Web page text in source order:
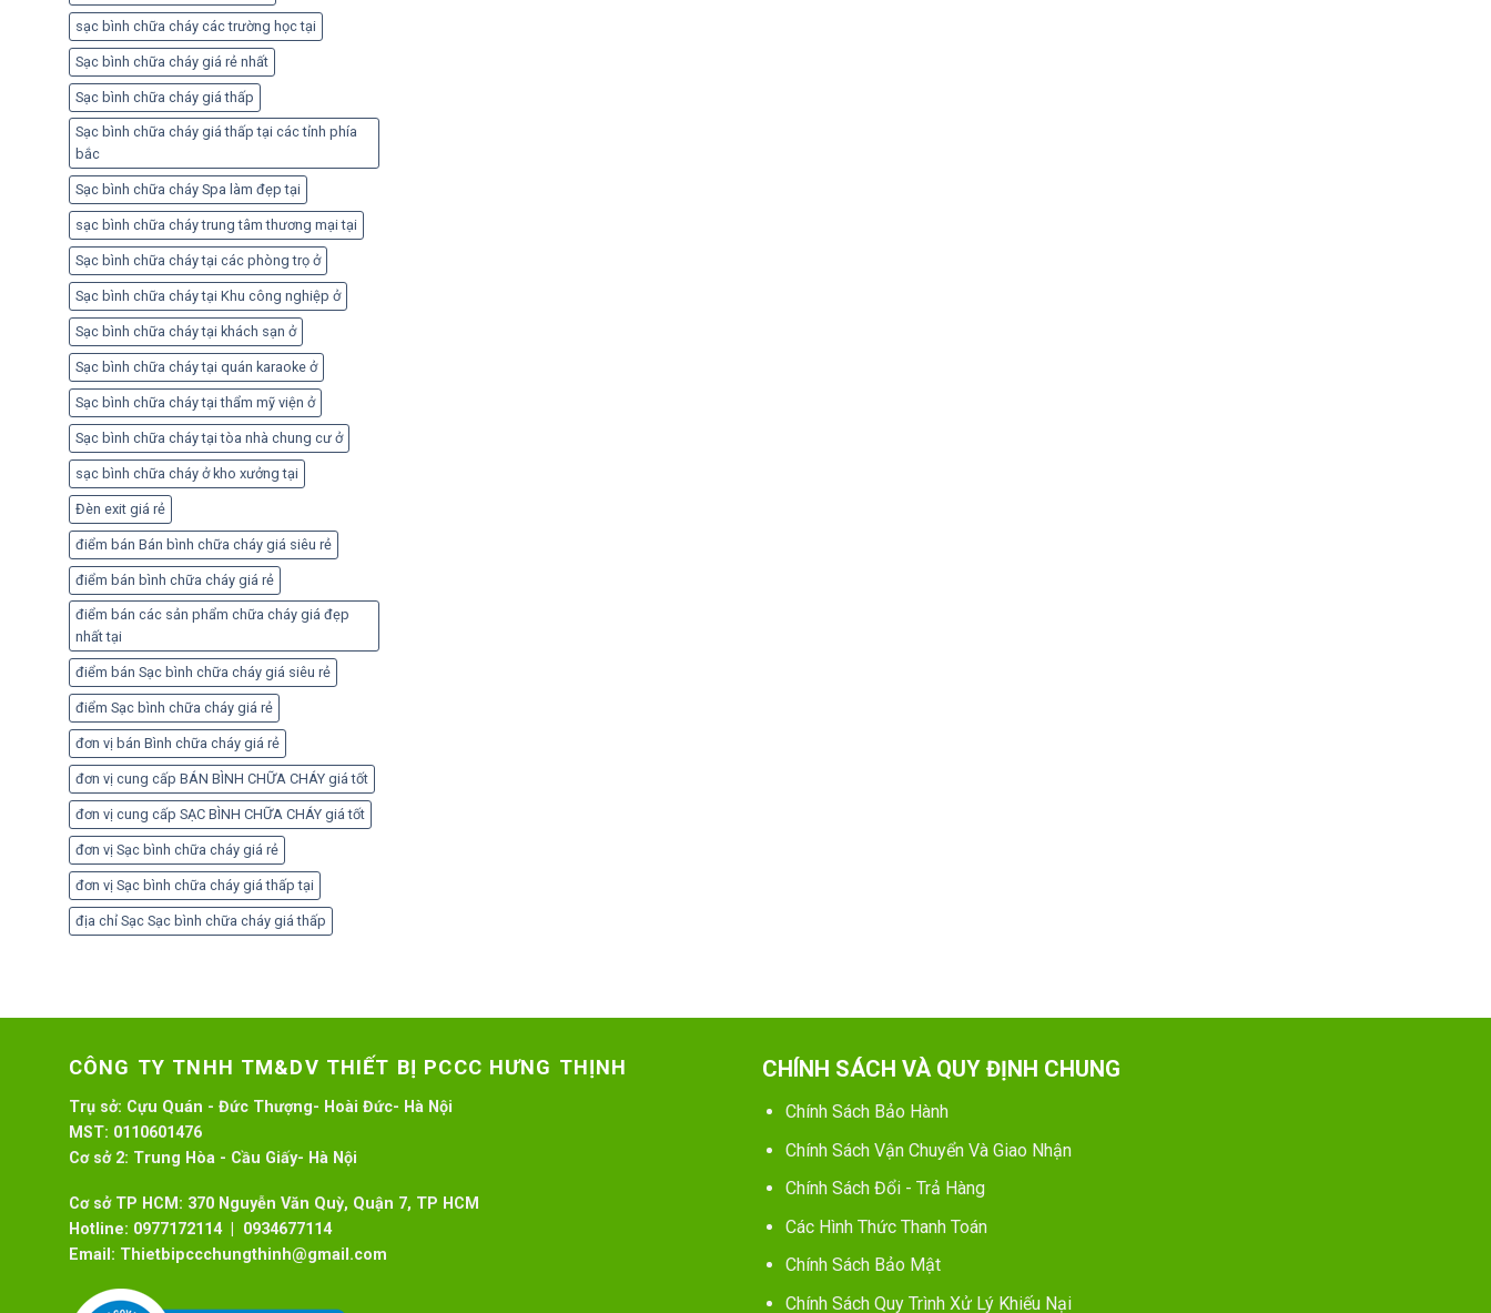
sạc bình chữa cháy các trường học tại
Sạc bình chữa cháy giá rẻ nhất
Sạc bình chữa cháy giá thấp
Sạc bình chữa cháy giá thấp tại các tỉnh phía
bắc
Sạc bình chữa cháy Spa làm đẹp tại
sạc bình chữa cháy trung tâm thương mại tại
Sạc bình chữa cháy tại các phòng trọ ở
Sạc bình chữa cháy tại Khu công nghiệp ở
Sạc bình chữa cháy tại khách sạn ở
Sạc bình chữa cháy tại quán karaoke ở
Sạc bình chữa cháy tại thẩm mỹ viện ở
Sạc bình chữa cháy tại tòa nhà chung cư ở
sạc bình chữa cháy ở kho xưởng tại
Đèn exit giá rẻ
điểm bán Bán bình chữa cháy giá siêu rẻ
điểm bán bình chữa cháy giá rẻ
điểm bán các sản phẩm chữa cháy giá đẹp
nhất tại
điểm bán Sạc bình chữa cháy giá siêu rẻ
điểm Sạc bình chữa cháy giá rẻ
đơn vị bán Bình chữa cháy giá rẻ
đơn vị cung cấp BÁN BÌNH CHỮA CHÁY giá tốt
đơn vị cung cấp SẠC BÌNH CHỮA CHÁY giá tốt
đơn vị Sạc bình chữa cháy giá rẻ
đơn vị Sạc bình chữa cháy giá thấp tại
địa chỉ Sạc Sạc bình chữa cháy giá thấp
CÔNG TY TNHH TM&DV THIẾT BỊ PCCC HƯNG THỊNH
Trụ sở: Cựu Quán - Đức Thượng- Hoài Đức- Hà Nội
MST: 0110601476
Cơ sở 2: Trung Hòa - Cầu Giấy- Hà Nội
Cơ sở TP HCM: 370 Nguyễn Văn Quỳ, Quận 7, TP HCM
Hotline: 0977172114 | 0934677114
Email: Thietbipccchungthinh@gmail.com
CHÍNH SÁCH VÀ QUY ĐỊNH CHUNG
Chính Sách Bảo Hành
Chính Sách Vận Chuyển Và Giao Nhận
Chính Sách Đổi - Trả Hàng
Các Hình Thức Thanh Toán
Chính Sách Bảo Mật
Chính Sách Quy Trình Xử Lý Khiếu Nại